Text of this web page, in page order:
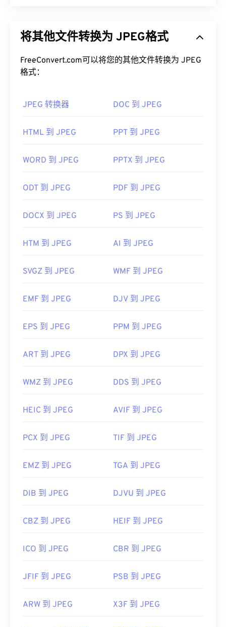
广泛应用的原因。因此，JPEG 文件相对较小，非常
们的JPEG 压缩工具将文件大小减少高达 80%！
如果您需要更好的压缩效果，您可以将
几乎所有图像查看器程序和应用程序都能识别并打开
图像查看器、图像编辑器或网页浏览器中打开它。要
择“打开方式”。
Chrome） 、Microsoft 应用程序（例如
Preview）上自动打开。
首次发布：1992年9月18日
https://www.lifewire.com/jpg-jpeg-file-4139913
将其他文件转换为 JPEG格式
FreeConvert.com可以将您的其他文件转换为 JPEG
格式：
JPEG 转换器 DOC 到 JPEG
HTML 到 JPEG PPT 到 JPEG
WORD 到 JPEG PPTX 到 JPEG
ODT 到 JPEG PDF 到 JPEG
DOCX 到 JPEG PS 到 JPEG
HTM 到 JPEG AI 到 JPEG
SVGZ 到 JPEG WMF 到 JPEG
EMF 到 JPEG DJV 到 JPEG
EPS 到 JPEG PPM 到 JPEG
ART 到 JPEG DPX 到 JPEG
WMZ 到 JPEG DDS 到 JPEG
HEIC 到 JPEG AVIF 到 JPEG
PCX 到 JPEG TIF 到 JPEG
EMZ 到 JPEG TGA 到 JPEG
DIB 到 JPEG DJVU 到 JPEG
CBZ 到 JPEG HEIF 到 JPEG
ICO 到 JPEG CBR 到 JPEG
JFIF 到 JPEG PSB 到 JPEG
ARW 到 JPEG X3F 到 JPEG